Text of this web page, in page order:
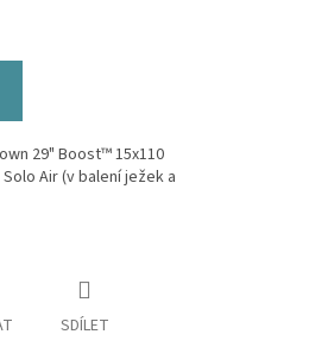
29" Boost™ 15x110
Air (v balení ježek a
SDÍLET